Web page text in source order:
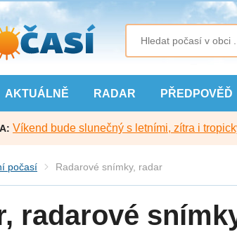
AKTUÁLNĚ RADAR PŘEDPOVĚĎ
Víkend bude slunečný s letními, zítra i
počasí Radarové snímky, radar
radarové